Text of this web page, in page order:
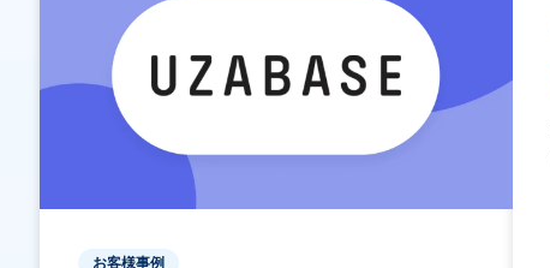
お客様事例